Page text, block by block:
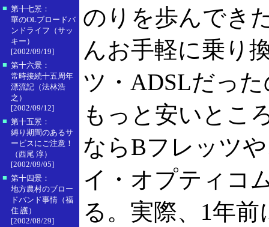
■ 第十七景：
華のOLブロードバ
ンドライフ（サッ
キー）
[2002/09/19]
■ 第十六景：
常時接続十五周年
漂流記（法林浩
之）
[2002/09/12]
■ 第十五景：
縛り期間のあるサ
ービスにご注意！
（西尾 淳）
[2002/09/05]
■ 第十四景：
地方農村のブロー
ドバンド事情（福
住 護）
[2002/08/29]
のりを歩んでき
んお手軽に乗り
ツ・ADSLだっ
もっと安いとこ
ならBフレッツ
イ・オプティコ
る。実際、1年